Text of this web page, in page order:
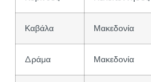
Καβάλα Μακεδονία
Δράμα Μακεδονία